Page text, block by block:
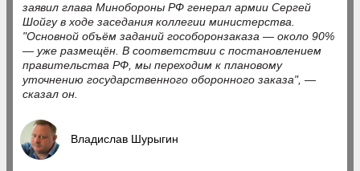
заявил глава Минобороны РФ генерал армии Сергей
Шойгу в ходе заседания коллегии министерства.
"Основной объём заданий гособоронзаказа — около 90%
— уже размещён. В соответствии с постановлением
правительства РФ, мы переходим к плановому
уточнению государственного оборонного заказа", —
сказал он.
Владислав Шурыгин